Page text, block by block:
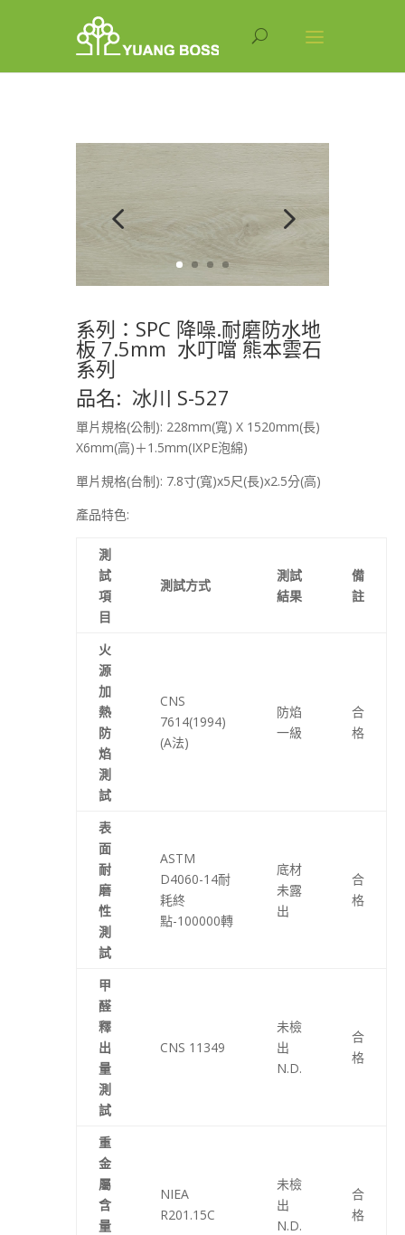
系列：SPC 降噪.耐磨防水地
板 7.5mm 水叮噹 熊本雲石
系列
品名: 冰川 S-527
單片規格(公制): 228mm(寬) X 1520mm(長)
X6mm(高)＋1.5mm(IXPE泡綿)
單片規格(台制): 7.8寸(寬)x5尺(長)x2.5分(高)
產品特色:
測
試
項
目
測試方式
測試
結果
備
註
火
源
加
熱
防
焰
測
試
CNS
7614(1994)
(A法)
防焰
一級
合
格
表
面
耐
磨
性
測
試
ASTM
D4060-14耐
耗終
點-100000轉
底材
未露
出
合
格
甲
醛
釋
出
量
測
試
CNS 11349
未檢
出
N.D.
合
格
重
金
屬
含
量
NIEA
R201.15C
未檢
出
N.D.
合
格